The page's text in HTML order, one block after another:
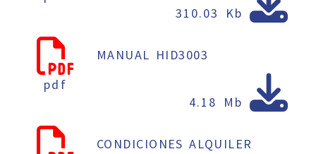
310.03 Kb
pdf
MANUAL HID3003
4.18 Mb
CONDICIONES ALQUILER